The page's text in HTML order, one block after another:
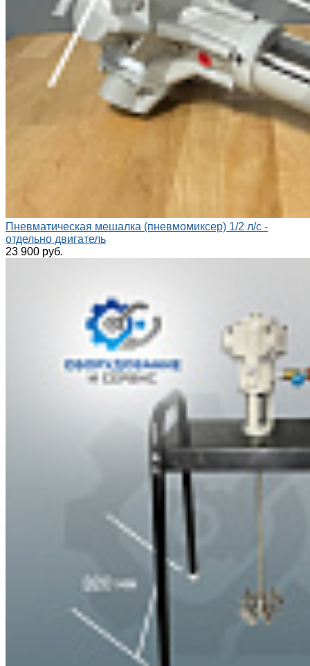
Пневматическая мешалка (пневмомиксер) 1/2 л/с -
отдельно двигатель
23 900 руб.